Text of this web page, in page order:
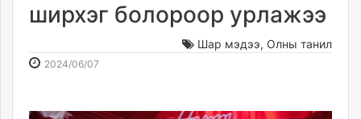
Gogo.mn
caak.mn
news.mn
zindaa.mn
tovch.mn
ширхэг болороор урлажээ
Шар мэдээ, Олны танил
2024/06/07